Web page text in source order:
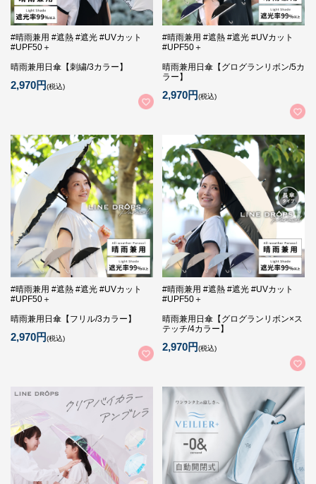
#晴雨兼用 #遮熱 #遮光 #UVカット
#UPF50＋
晴雨兼用日傘【刺繍/3カラー】
2,970円(税込)
#晴雨兼用 #遮熱 #遮光 #UVカット
#UPF50＋
晴雨兼用日傘【グログランリボン/5カ
ラー】
2,970円(税込)
#晴雨兼用 #遮熱 #遮光 #UVカット
#UPF50＋
晴雨兼用日傘【フリル/3カラー】
2,970円(税込)
#晴雨兼用 #遮熱 #遮光 #UVカット
#UPF50＋
晴雨兼用日傘【グログランリボン×ス
テッチ/4カラー】
2,970円(税込)